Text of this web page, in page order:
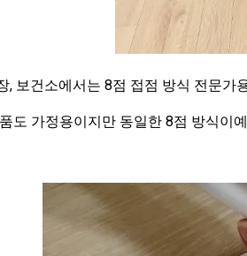
, 보건소에서는 8점 접점 방식 전문가
도 가정용이지만 동일한 8점 방식이